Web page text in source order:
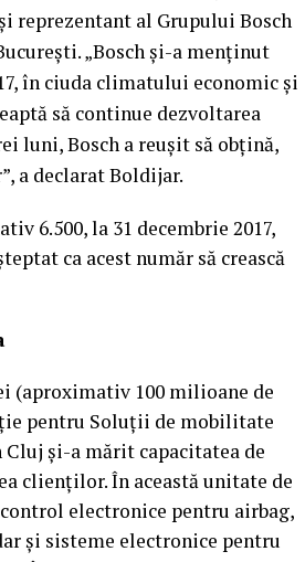
reprezentant al Grupului Bosch
„Bosch şi-a menţinut
în ciuda climatului economic şi
să continue dezvoltarea
luni, Bosch a reuşit să obţină,
a declarat Boldijar.
6.500, la 31 decembrie 2017,
ca acest număr să crească
(aproximativ 100 milioane de
pentru Soluţii de mobilitate
şi-a mărit capacitatea de
clienţilor. În această unitate de
electronice pentru airbag,
şi sisteme electronice pentru